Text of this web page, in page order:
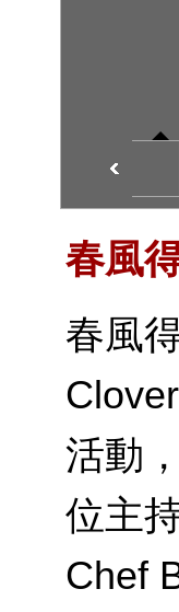
春風
春風
活動
位主
Chef